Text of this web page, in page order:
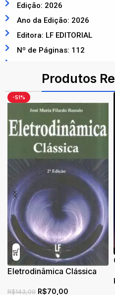
Edição: 2026
Ano da Edição: 2026
Editora: LF EDITORIAL
Nº de Páginas: 112
Produtos
-51%
Eletrodinâmica Clássica
R$143,00 R$70,00